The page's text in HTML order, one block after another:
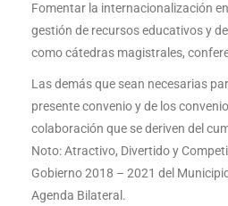
Fomentar la internacionalización
gestión de recursos educativos y
como cátedras magistrales,
Las demás que sean necesarias
presente convenio y de los
colaboración que se deriven del
Noto: Atractivo, Divertido y
Gobierno 2018 – 2021 del
Agenda Bilateral.